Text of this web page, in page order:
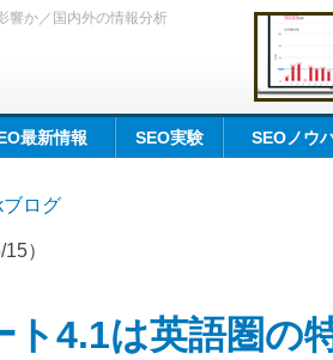
響か／国内外の情報分析
最新情報 SEO実験 SEOノウ
ログ
）
4.1は英語圏の